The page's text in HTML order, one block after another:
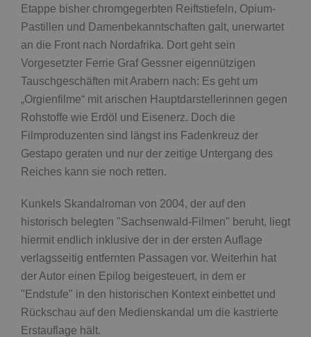
Etappe bisher chromgegerbten Reiftstiefeln, Opium-
Pastillen und Damenbekanntschaften galt, unerwartet
an die Front nach Nordafrika. Dort geht sein
Vorgesetzter Ferrie Graf Gessner eigennützigen
Tauschgeschäften mit Arabern nach: Es geht um
„Orgienfilme“ mit arischen Hauptdarstellerinnen gegen
Rohstoffe wie Erdöl und Eisenerz. Doch die
Filmproduzenten sind längst ins Fadenkreuz der
Gestapo geraten und nur der zeitige Untergang des
Reiches kann sie noch retten.
Kunkels Skandalroman von 2004, der auf den
historisch belegten "Sachsenwald-Filmen" beruht, liegt
hiermit endlich inklusive der in der ersten Auflage
verlagsseitig entfernten Passagen vor. Weiterhin hat
der Autor einen Epilog beigesteuert, in dem er
"Endstufe" in den historischen Kontext einbettet und
Rückschau auf den Medienskandal um die kastrierte
Erstauflage hält.